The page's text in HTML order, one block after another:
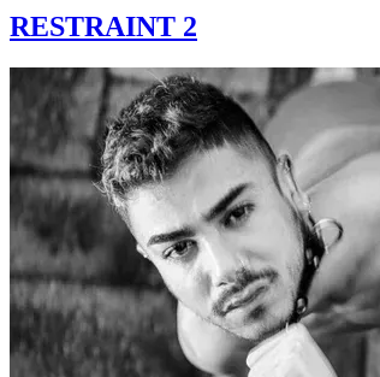
RESTRAINT 2